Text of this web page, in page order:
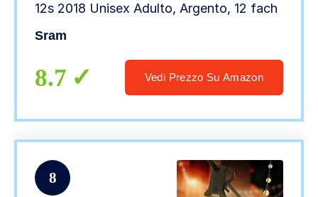
12s 2018 Unisex Adulto, Argento, 12 fach
Sram
8.7 Vedi Prezzo Su Amazon
8